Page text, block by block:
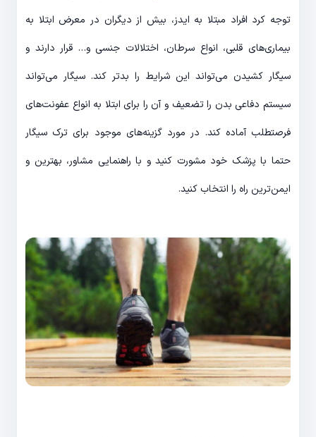
توجه کرد افراد مبتلا به ایدز، بیش از دیگران در معرض ابتلا به
بیماری‌های قلبی، انواع سرطان، اختلالات جنسی و… قرار دارند و
سیگار کشیدن می‌تواند این شرایط را بدتر کند. سیگار می‌تواند
سیستم دفاعی بدن را تضعیف و آن را برای ابتلا به انواع عفونت‌های
فرصت‎طلب آماده کند. در مورد گزینه‌های موجود برای ترک سیگار
حتما با پزشک خود مشورت کنید و با راهنمایی مشاور، بهترین و
ایمن‌ترین راه را انتخاب کنید.